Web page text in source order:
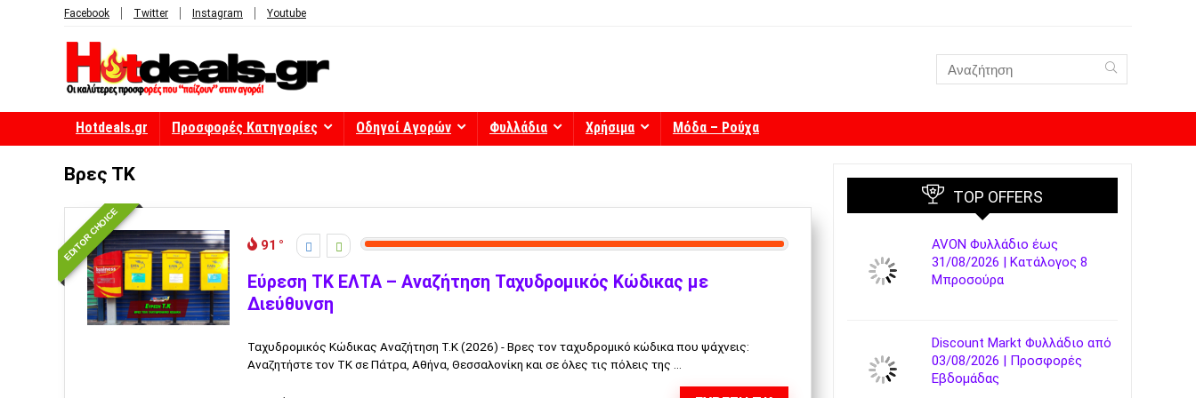
Facebook Twitter Instagram Youtube
Hotdeals.gr Προσφορές Κατηγορίες Οδηγοί Αγορών Φυλλάδια Χρήσιμα Μόδα – Ρούχα
Βρες ΤΚ
EDITOR CHOICE 91
Εύρεση ΤΚ ΕΛΤΑ – Αναζήτηση Ταχυδρομικός Κώδικας με
Διεύθυνση
Ταχυδρομικός Κώδικας Αναζήτηση Τ.Κ (2026) - Βρες τον ταχυδρομικό κώδικα που ψάχνεις:
Αναζητήστε τον ΤΚ σε Πάτρα, Αθήνα, Θεσσαλονίκη και σε όλες τις πόλεις της ...
TOP OFFERS
AVON Φυλλάδιο έως
31/08/2026 | Κατάλογος 8
Μπροσούρα
Discount Markt Φυλλάδιο από
03/08/2026 | Προσφορές
Εβδομάδας